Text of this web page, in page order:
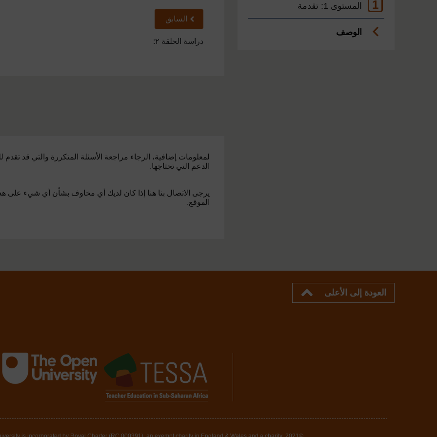
1 المستوى 1: تقدمة
الوصف
سابقالسابق
دراسة الحلقة ٢:
لمعلومات إضافية، الرجاء مراجعة الأسئلة المتكررة والتي قد تقدم
الدعم التي تحتاجها.
يرجى الاتصال بنا هنا إذا كان لديك أي مخاوف بشأن أي شيء على
الموقع.
العودة إلى الأعلى